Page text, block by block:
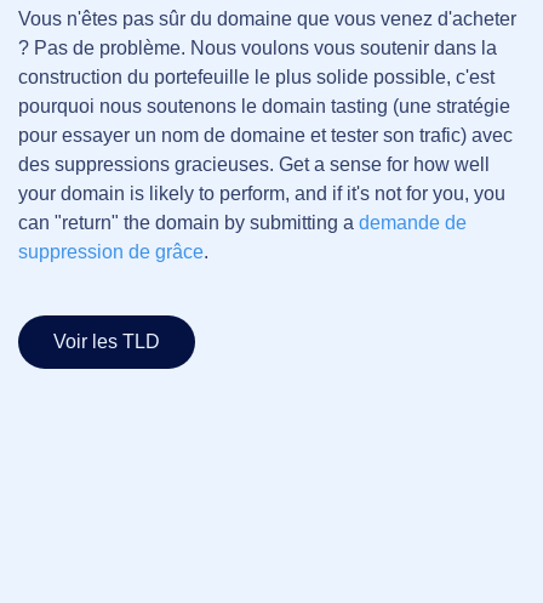
Vous n'êtes pas sûr du domaine que vous venez d'acheter
? Pas de problème. Nous voulons vous soutenir dans la
construction du portefeuille le plus solide possible, c'est
pourquoi nous soutenons le domain tasting (une stratégie
pour essayer un nom de domaine et tester son trafic) avec
des suppressions gracieuses. Get a sense for how well
your domain is likely to perform, and if it's not for you, you
can "return" the domain by submitting a demande de
suppression de grâce.
Voir les TLD